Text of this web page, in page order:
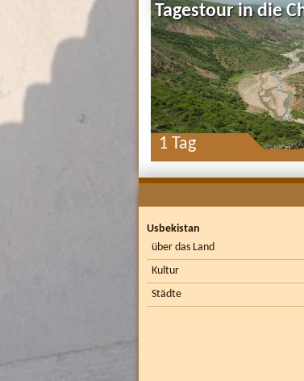
Tagestour in die
1 Tag
Usbekistan
über das Land
Kultur
Städte